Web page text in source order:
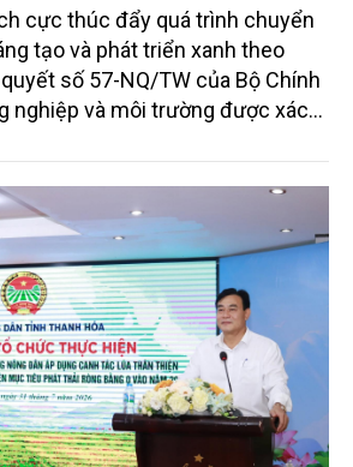
cực thúc đẩy quá trình chuyển
tạo và phát triển xanh theo
số 57-NQ/TW của Bộ Chính
nghiệp và môi trường được xác
công nghệ và cam kết bền vững
là mục tiêu đưa phát thải ròng
năm 2050.